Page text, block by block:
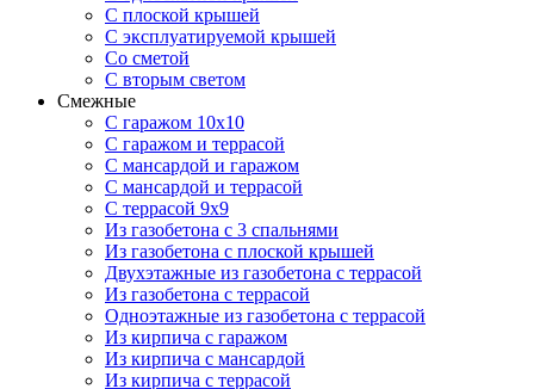
С плоской крышей
С эксплуатируемой крышей
Со сметой
С вторым светом
Смежные
С гаражом 10х10
С гаражом и террасой
С мансардой и гаражом
С мансардой и террасой
С террасой 9х9
Из газобетона с 3 спальнями
Из газобетона с плоской крышей
Двухэтажные из газобетона с террасой
Из газобетона с террасой
Одноэтажные из газобетона с террасой
Из кирпича с гаражом
Из кирпича с мансардой
Из кирпича с террасой